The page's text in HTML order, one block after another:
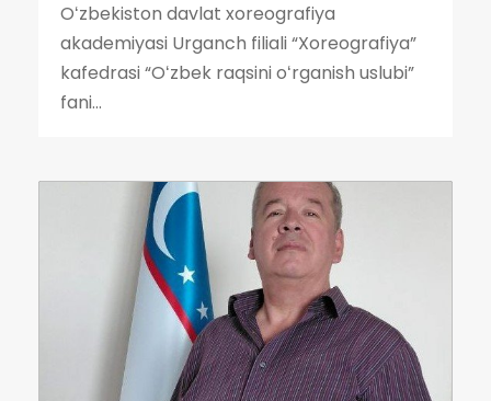
Oʻzbekiston davlat xoreografiya
akademiyasi Urganch filiali “Xoreografiya”
kafedrasi “Oʻzbek raqsini oʻrganish uslubi”
fani...